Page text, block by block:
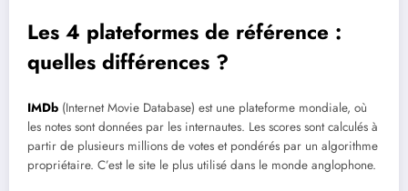
Les 4 plateformes de référence :
quelles différences ?
IMDb (Internet Movie Database) est une plateforme mondiale, où
les notes sont données par les internautes. Les scores sont calculés à
partir de plusieurs millions de votes et pondérés par un algorithme
propriétaire. C’est le site le plus utilisé dans le monde anglophone.